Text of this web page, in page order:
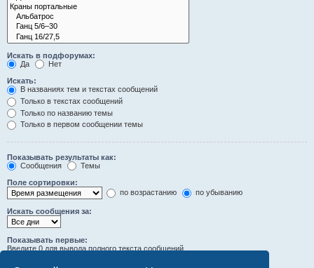
Искать в подфорумах:
Да
Нет
Искать:
В названиях тем и текстах сообщений
Только в текстах сообщений
Только по названию темы
Только в первом сообщении темы
Показывать результаты как:
Сообщения
Темы
Поле сортировки:
по возрастанию
по убыванию
Искать сообщения за:
Показывать первые:
Введите 0 для вывода полного текста сообщений.